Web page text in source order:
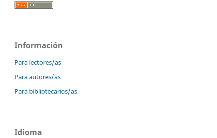
Información
Para lectores/as
Para autores/as
Para bibliotecarios/as
Idioma